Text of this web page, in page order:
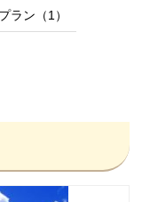
ラン（1）